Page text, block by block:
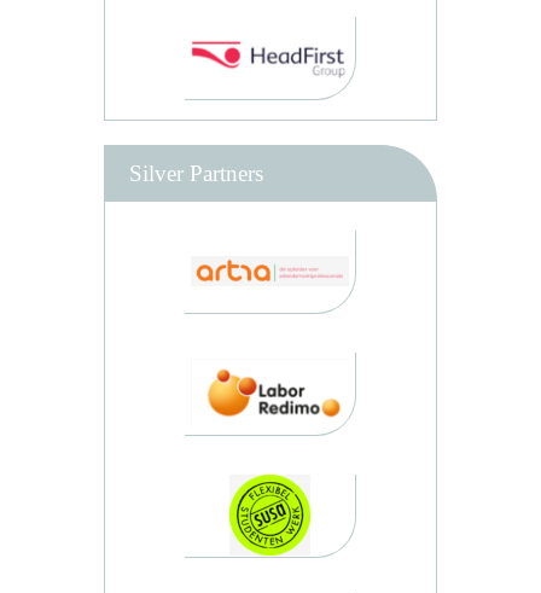
Silver Partners